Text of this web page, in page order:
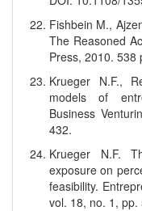
Fishbein M.,
The Reasoned
Press, 2010. 538
Krueger N.F.,
models of
Business
432.
Krueger N.F.
exposure on
feasibility.
vol. 18, no. 1, pp.